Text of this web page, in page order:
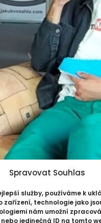
Spravovat Souhlas
služby, používáme k
technologie jako
nám umožní
jedinečná ID na tomto
Jakub Vosáhlo. Jeho
Kubu možná znáte
[…]
@dejfvaclavik . All Rights